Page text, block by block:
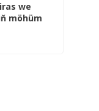
we
mö­hüm